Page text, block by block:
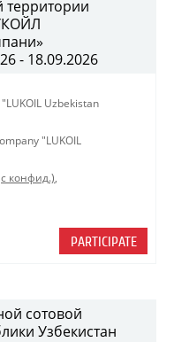
- 18.09.2026
Uzbekistan
"LUKOIL
конфид.),
PARTICIPATE
сотовой
Узбекистан